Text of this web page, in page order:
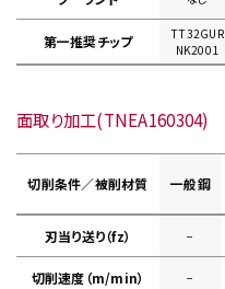
第一推奨チップ
TT32GUR
NK2001
面取り加工(TNEA160304)
切削条件／被削材質 一般鋼
刃当り送り（fz） −
切削速度（m/min） −